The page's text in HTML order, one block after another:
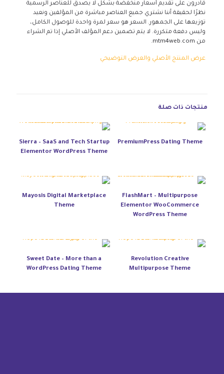
قادرون على تقديم أسعار منخفضة بشكل لا يصدق للعناصر الرسمية
نظرًا لحقيقة أننا نشتري جميع العناصر مباشرة من المؤلفين ونعيد
توزيعها على الجمهور. السعر هو سعر لمرة واحدة للوصول الكامل،
وليس دفعة متكررة. لا يتم تضمين دعم المؤلف الأصلي إذا تم الشراء
من mtm4web.com.
عرض المنتج الأصلي والعرض التوضيحي
منتجات ذات صلة
PremiumPress Dating Theme
Sierra – SaaS and Tech Startup
Elementor WordPress Theme
FlashMart – Multipurpose
Elementor WooCommerce
WordPress Theme
Mayosis Digital Marketplace
Theme
Revolution Creative
Multipurpose Theme
Sweet Date – More than a
WordPress Dating Theme